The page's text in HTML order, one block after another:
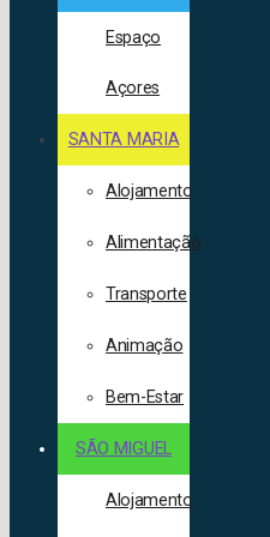
Espaço
Açores
SANTA MARIA
Alojamento
Alimentação
Transporte
Animação
Bem-Estar
SÃO MIGUEL
Alojamento